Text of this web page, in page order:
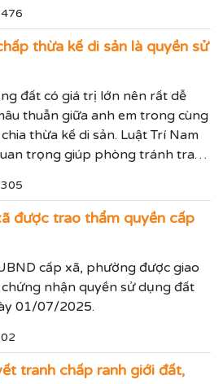
tế hiệu quả đảm bảo sẽ giúp
Quý vị đưa ra.
thừa kế di sản là quyền sử
đất có giá trị lớn nên rất dễ
thuẫn giữa anh em trong cùng
thừa kế di sản. Luật Trí Nam
trọng giúp phòng tránh tranh
được trao thẩm quyền cấp
cấp xã, phường được giao
nhận quyền sử dụng đất
01/07/2025.
tranh chấp ranh giới đất,